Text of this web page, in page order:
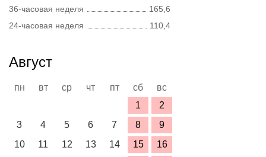
36-часовая неделя
165,6
24-часовая неделя
110,4
Август
пн вт ср чт пт сб
вс
1
2
3
4 5 6 7 8
9
10
11 12 13 14 15
16